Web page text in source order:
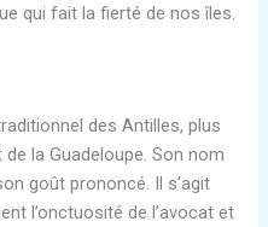
qui fait la fierté de nos îles.
des Antilles, plus
la Guadeloupe. Son nom
goût prononcé. Il s’agit
l’onctuosité de l’avocat et